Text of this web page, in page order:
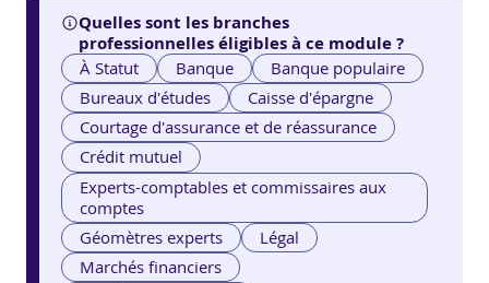
Quelles sont les branches
professionnelles éligibles à ce module ?
À Statut Banque
Banque populaire
Bureaux d'études
Caisse d'épargne
Courtage d'assurance et de réassurance
Crédit mutuel
Experts-comptables et commissaires aux
comptes
Géomètres experts
Légal
Marchés financiers